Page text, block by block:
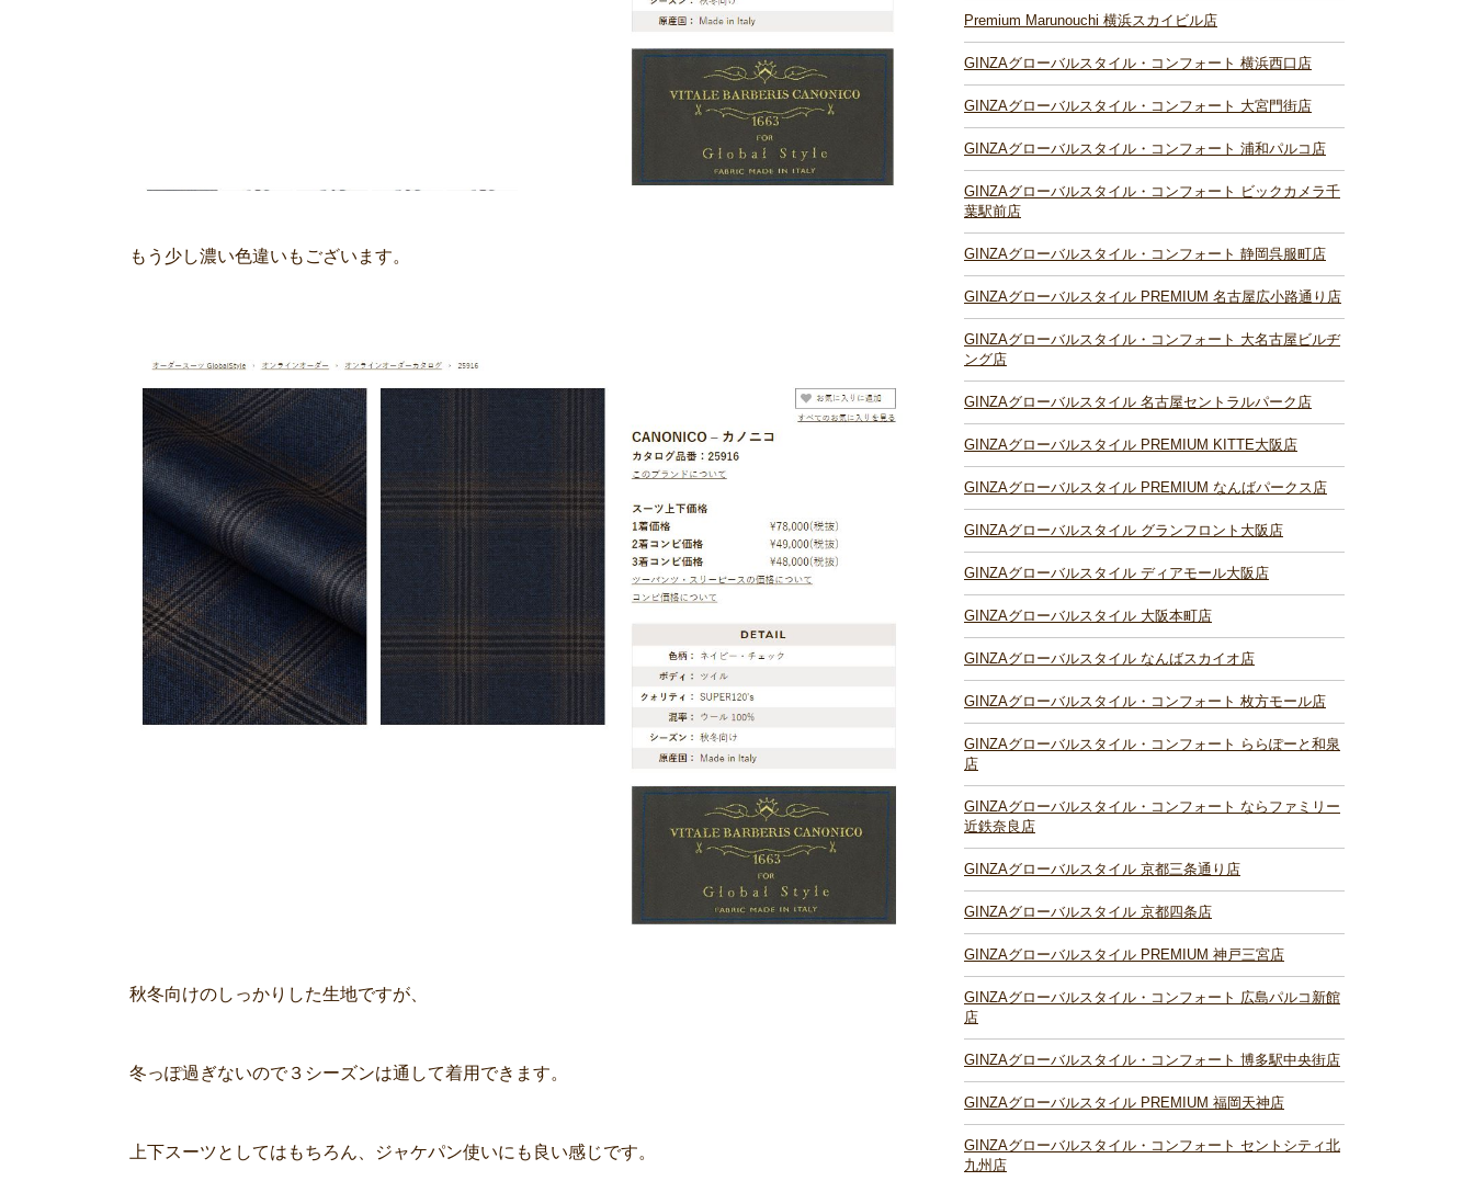
もう少し濃い色違いもございます。
秋冬向けのしっかりした生地ですが、
冬っぽ過ぎないので３シーズンは通して着用できます。
上下スーツとしてはもちろん、ジャケパン使いにも良い感じです。
Premium Marunouchi 横浜スカイビル店
GINZAグローバルスタイル・コンフォート 横浜西口店
GINZAグローバルスタイル・コンフォート 大宮門街店
GINZAグローバルスタイル・コンフォート 浦和パルコ店
GINZAグローバルスタイル・コンフォート ビックカメラ千
葉駅前店
GINZAグローバルスタイル・コンフォート 静岡呉服町店
GINZAグローバルスタイル PREMIUM 名古屋広小路通り店
GINZAグローバルスタイル・コンフォート 大名古屋ビルヂ
ング店
GINZAグローバルスタイル 名古屋セントラルパーク店
GINZAグローバルスタイル PREMIUM KITTE大阪店
GINZAグローバルスタイル PREMIUM なんばパークス店
GINZAグローバルスタイル グランフロント大阪店
GINZAグローバルスタイル ディアモール大阪店
GINZAグローバルスタイル 大阪本町店
GINZAグローバルスタイル なんばスカイオ店
GINZAグローバルスタイル・コンフォート 枚方モール店
GINZAグローバルスタイル・コンフォート ららぽーと和泉
店
GINZAグローバルスタイル・コンフォート ならファミリー
近鉄奈良店
GINZAグローバルスタイル 京都三条通り店
GINZAグローバルスタイル 京都四条店
GINZAグローバルスタイル PREMIUM 神戸三宮店
GINZAグローバルスタイル・コンフォート 広島パルコ新館
店
GINZAグローバルスタイル・コンフォート 博多駅中央街店
GINZAグローバルスタイル PREMIUM 福岡天神店
GINZAグローバルスタイル・コンフォート セントシティ北
九州店